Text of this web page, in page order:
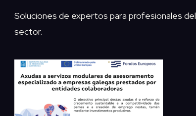
Soluciones de expertos para profesionales del
sector.